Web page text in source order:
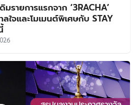
รายการแรกจาก ‘3RACHA’
ใจและโมเมนต์พิเศษกับ STAY